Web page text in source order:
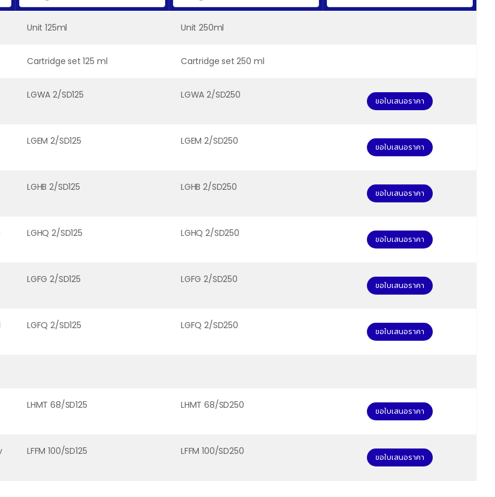
Unit 125ml Unit 250ml
Cartridge set 125 ml Cartridge set 250 ml
LGWA 2/SD125 LGWA 2/SD250
ขอใบเสนอราคา
LGEM 2/SD125 LGEM 2/SD250
ขอใบเสนอราคา
LGHB 2/SD125 LGHB 2/SD250
ขอใบเสนอราคา
LGHQ 2/SD125 LGHQ 2/SD250
ขอใบเสนอราคา
LGFG 2/SD125 LGFG 2/SD250
ขอใบเสนอราคา
LGFQ 2/SD125 LGFQ 2/SD250
ขอใบเสนอราคา
LHMT 68/SD125 LHMT 68/SD250
ขอใบเสนอราคา
LFFM 100/SD125 LFFM 100/SD250
ขอใบเสนอราคา